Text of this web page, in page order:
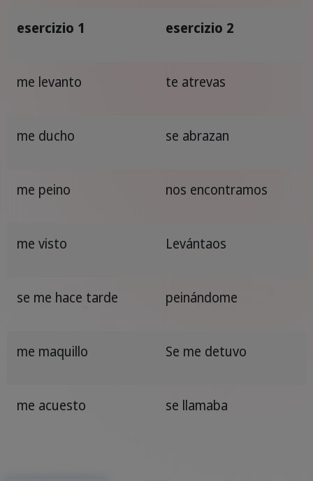
esercizio 1 esercizio 2
me levanto te atrevas
me ducho se abrazan
me peino nos encontramos
me visto Levántaos
se me hace tarde peinándome
me maquillo Se me detuvo
me acuesto se llamaba